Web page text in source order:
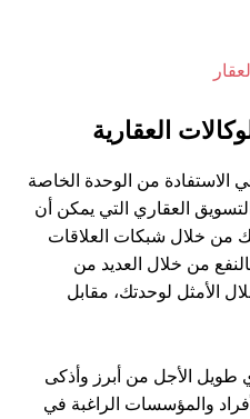
العقارية
الاستفادة من الوحدة الخاصة
العقاري التي يمكن أن
من خلال شبكات العلاقات
من خلال العديد من
الأمثل لوحدتك، مقابل
طويل الأجل من أبرز وأذكى
والمؤسسات الراغبة في